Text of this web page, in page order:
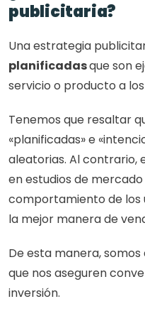
publicitaria?
Una estrategia
planificadas que son
servicio o producto a
Tenemos que resaltar
«planificadas» e
aleatorias. Al contrario,
en estudios de
comportamiento de los
la mejor manera de
De esta manera,
que nos aseguren
inversión.